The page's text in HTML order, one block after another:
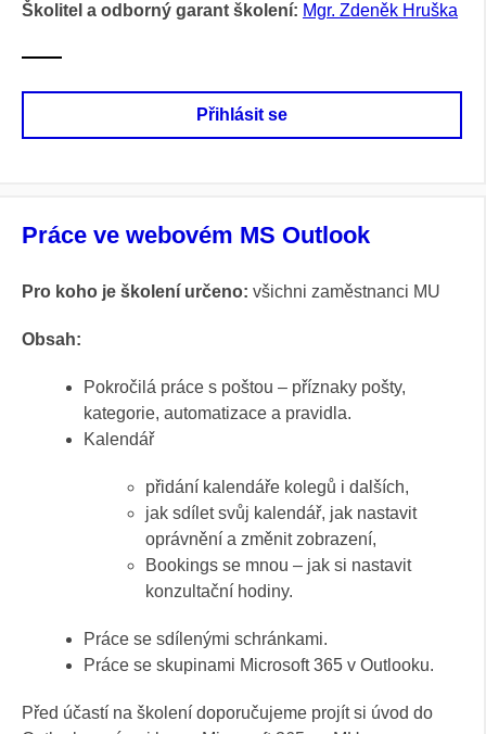
Školitel a odborný garant školení: Mgr. Zdeněk Hruška
Přihlásit se
Práce ve webovém MS Outlook
Pro koho je školení určeno: všichni zaměstnanci MU
Obsah:
Pokročilá práce s poštou – příznaky pošty,
kategorie, automatizace a pravidla.
Kalendář
přidání kalendáře kolegů i dalších,
jak sdílet svůj kalendář, jak nastavit
oprávnění a změnit zobrazení,
Bookings se mnou – jak si nastavit
konzultační hodiny.
Práce se sdílenými schránkami.
Práce se skupinami Microsoft 365 v Outlooku.
Před účastí na školení doporučujeme projít si úvod do